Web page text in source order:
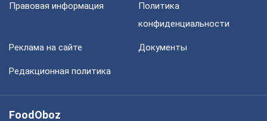
Правовая информация
Политика
конфиденциальности
Реклама на сайте Документы
Редакционная политика
FoodOboz